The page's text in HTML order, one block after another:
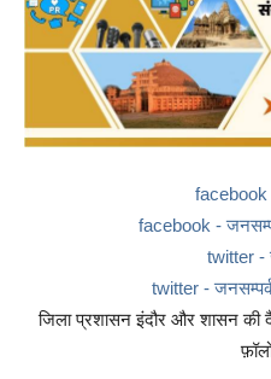
facebook
facebook -
twitter -
twitter -
जिला प्रशासन इंदौर और शासन की